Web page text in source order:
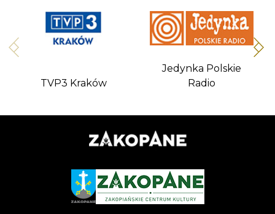
TVP3 Kraków
Jedynka Polskie
Radio